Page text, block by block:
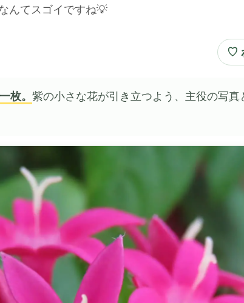
んてスゴイですね💡
♡
枚。 紫の小さな花が引き立つよう、主役の写